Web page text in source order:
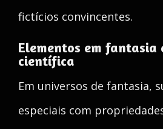
fictícios convincentes.
Elementos em fantasia
científica
Em universos de fantasia,
especiais com